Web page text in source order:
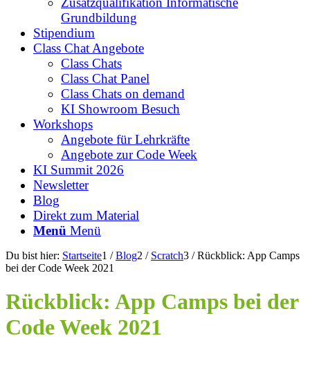
Grundbildung
Stipendium
Class Chat Angebote
Class Chats
Class Chat Panel
Class Chats on demand
KI Showroom Besuch
Workshops
Angebote für Lehrkräfte
Angebote zur Code Week
KI Summit 2026
Newsletter
Blog
Direkt zum Material
Menü Menü
Du bist hier: Startseite1 / Blog2 / Scratch3 / Rückblick: App Camps
bei der Code Week 2021
Rückblick: App Camps bei der
Code Week 2021